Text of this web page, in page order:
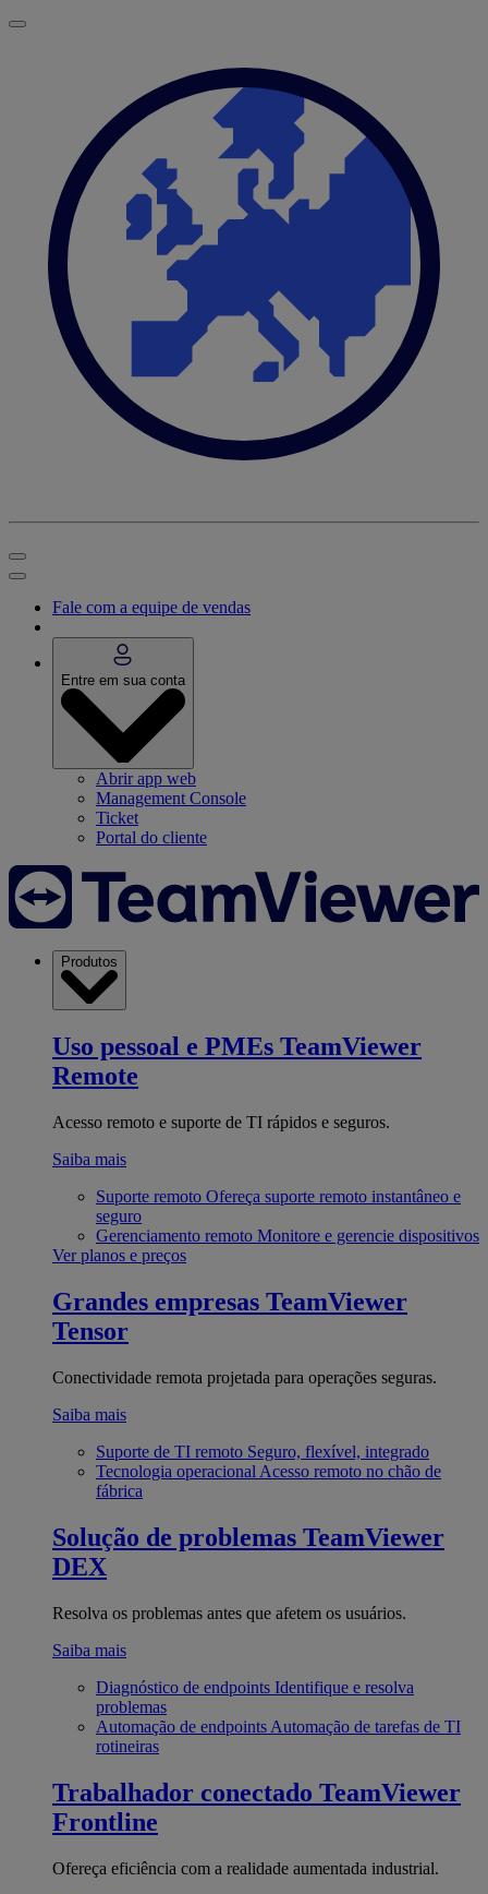
Fale com a equipe de vendas
Entre em sua conta
Abrir app web
Management Console
Ticket
Portal do cliente
Produtos
Uso pessoal e PMEs TeamViewer
Remote
Acesso remoto e suporte de TI rápidos e seguros.
Saiba mais
Suporte remoto Ofereça suporte remoto instantâneo e
seguro
Gerenciamento remoto Monitore e gerencie dispositivos
Ver planos e preços
Grandes empresas TeamViewer
Tensor
Conectividade remota projetada para operações seguras.
Saiba mais
Suporte de TI remoto Seguro, flexível, integrado
Tecnologia operacional Acesso remoto no chão de
fábrica
Solução de problemas TeamViewer
DEX
Resolva os problemas antes que afetem os usuários.
Saiba mais
Diagnóstico de endpoints Identifique e resolva
problemas
Automação de endpoints Automação de tarefas de TI
rotineiras
Trabalhador conectado TeamViewer
Frontline
Ofereça eficiência com a realidade aumentada industrial.